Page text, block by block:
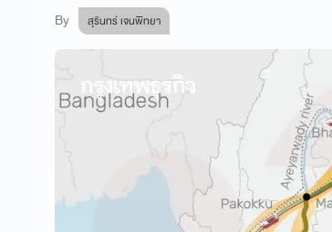
By สุรินทร์ เจนพิทยา